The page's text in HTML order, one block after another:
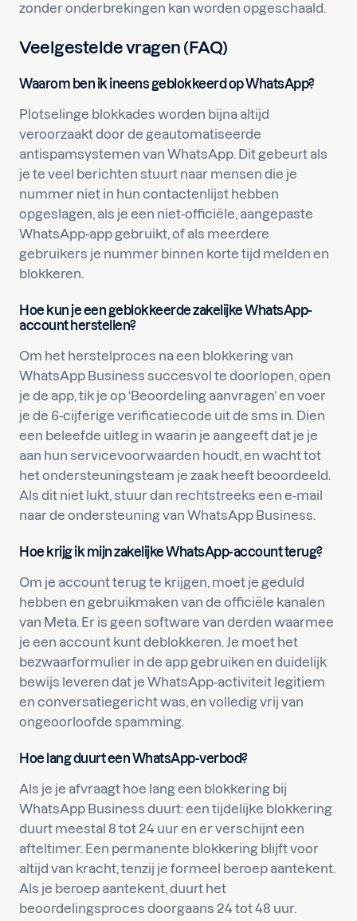
zonder onderbrekingen kan worden opgeschaald.
Veelgestelde vragen (FAQ)
Waarom ben ik ineens geblokkeerd op WhatsApp?
Plotselinge blokkades worden bijna altijd
veroorzaakt door de geautomatiseerde
antispamsystemen van WhatsApp. Dit gebeurt als
je te veel berichten stuurt naar mensen die je
nummer niet in hun contactenlijst hebben
opgeslagen, als je een niet-officiële, aangepaste
WhatsApp-app gebruikt, of als meerdere
gebruikers je nummer binnen korte tijd melden en
blokkeren.
Hoe kun je een geblokkeerde zakelijke WhatsApp-
account herstellen?
Om het herstelproces na een blokkering van
WhatsApp Business succesvol te doorlopen, open
je de app, tik je op ‘Beoordeling aanvragen’ en voer
je de 6-cijferige verificatiecode uit de sms in. Dien
een beleefde uitleg in waarin je aangeeft dat je je
aan hun servicevoorwaarden houdt, en wacht tot
het ondersteuningsteam je zaak heeft beoordeeld.
Als dit niet lukt, stuur dan rechtstreeks een e-mail
naar de ondersteuning van WhatsApp Business.
Hoe krijg ik mijn zakelijke WhatsApp-account terug?
Om je account terug te krijgen, moet je geduld
hebben en gebruikmaken van de officiële kanalen
van Meta. Er is geen software van derden waarmee
je een account kunt deblokkeren. Je moet het
bezwaarformulier in de app gebruiken en duidelijk
bewijs leveren dat je WhatsApp-activiteit legitiem
en conversatiegericht was, en volledig vrij van
ongeoorloofde spamming.
Hoe lang duurt een WhatsApp-verbod?
Als je je afvraagt hoe lang een blokkering bij
WhatsApp Business duurt: een tijdelijke blokkering
duurt meestal 8 tot 24 uur en er verschijnt een
afteltimer. Een permanente blokkering blijft voor
altijd van kracht, tenzij je formeel beroep aantekent.
Als je beroep aantekent, duurt het
beoordelingsproces doorgaans 24 tot 48 uur.